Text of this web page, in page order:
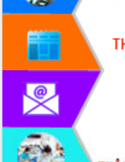
nghiệp Đắk Lắk tăng trưởng bứt phá
Triển khai đồng bộ đo đạc, lập hồ sơ
địa chính, hoàn thiện cơ sở dữ liệu đất
Ứng dụng sinh trắc học - Bước tiến
trong hành trình chuyển đổi số tại Đắk
Đắk Lắk nâng cao hiệu quả công tác
Đảng từ Sổ tay đảng viên điện tử
Đắk Lắk đẩy mạnh nuôi biển công
nghệ, hướng tới phát triển thủy sản
bền vững